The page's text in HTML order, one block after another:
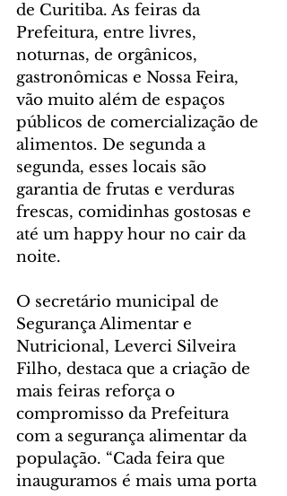
de Curitiba. As feiras da
Prefeitura, entre livres,
noturnas, de orgânicos,
gastronômicas e Nossa Feira,
vão muito além de espaços
públicos de comercialização de
alimentos. De segunda a
segunda, esses locais são
garantia de frutas e verduras
frescas, comidinhas gostosas e
até um happy hour no cair da
noite.
O secretário municipal de
Segurança Alimentar e
Nutricional, Leverci Silveira
Filho, destaca que a criação de
mais feiras reforça o
compromisso da Prefeitura
com a segurança alimentar da
população. “Cada feira que
inauguramos é mais uma porta